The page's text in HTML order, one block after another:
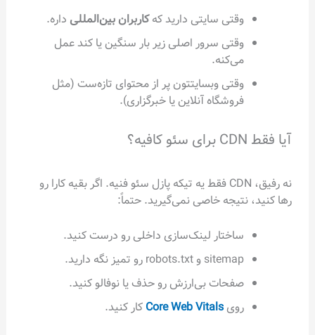
وقتی سایتی دارید کهکاربران بین‌المللی داره.
وقتی سرور اصلی زیر بار سنگین یا کند عمل
می‌کنه.
وقتی وبسایتتون پر از محتوای تازه‌ست (مثل
فروشگاه آنلاین یا خبرگزاری).
آیا فقط CDN برای سئو کافیه؟
نه رفیق، CDN فقط یه تیکه پازل سئو فنیه. اگر بقیه کارا رو
رها کنید، نتیجه خاصی نمی‌گیرید. حتماً:
ساختار لینک‌سازی داخلی رو درست کنید.
sitemap و robots.txt رو تمیز نگه دارید.
صفحات بی‌ارزش رو حذف یا نوفالو کنید.
روی Core Web Vitals کار کنید.